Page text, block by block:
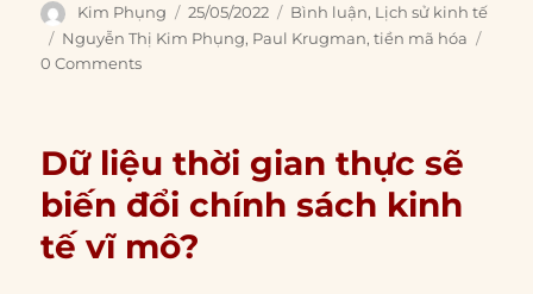
Author
Kim Phụng
Posted
on
25/05/2022 Categories
Bình luận, Lịch sử kinh tế
Tags
Nguyễn Thị Kim Phụng, Paul Krugman,tiền mã hóa
0 Comments
Dữ liệu thời gian thực sẽ
biến đổi chính sách kinh
tế vĩ mô?